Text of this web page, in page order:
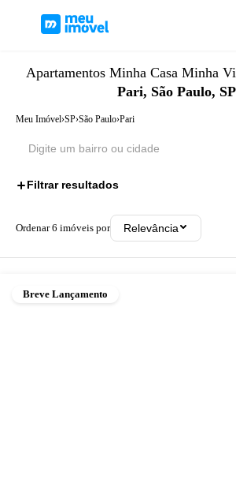
Apartamentos Minha Casa Minha
Pari, São Paulo, SP
Meu Imóvel›SP›São Paulo›Pari
Filtrar resultados
Ordenar6 imóveis por Relevância
Breve Lançamento